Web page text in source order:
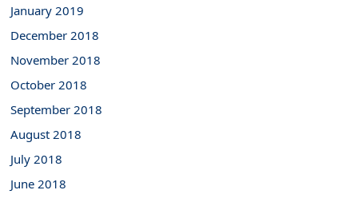
January 2019
December 2018
November 2018
October 2018
September 2018
August 2018
July 2018
June 2018